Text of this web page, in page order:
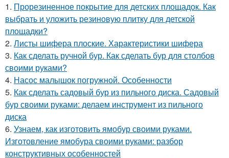
1. Прорезиненное покрытие для детских площадок. Как
выбрать и уложить резиновую плитку для детской
площадки?
2. Листы шифера плоские. Характеристики шифера
3. Как сделать ручной бур. Как сделать бур для столбов
своими руками?
4. Насос малышок погружной. Особенности
5. Как сделать садовый бур из пильного диска. Садовый
бур своими руками: делаем инструмент из пильного
диска
6. Узнаем, как изготовить ямобур своими руками.
Изготовление ямобура своими руками: разбор
конструктивных особенностей